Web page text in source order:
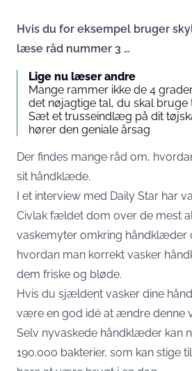
Hvis du for eksempel bruger
læse råd nummer 3 …
Lige nu læser andre
Mange rammer ikke de 4
det nøjagtige tal, du skal bruge
Sæt et trusseindlæg på dit
hører den geniale årsag
Der findes mange råd om,
sit håndklæde.
I et interview med Daily Star har
Civlak fældet dom over de mest
vaskemyter omkring håndklæder
hvordan man korrekt vasker
dem friske og bløde.
Hvis du sjældent vasker dine
være en god idé at ændre denne
Selv nyvaskede håndklæder kan
190.000 bakterier, som kan stige